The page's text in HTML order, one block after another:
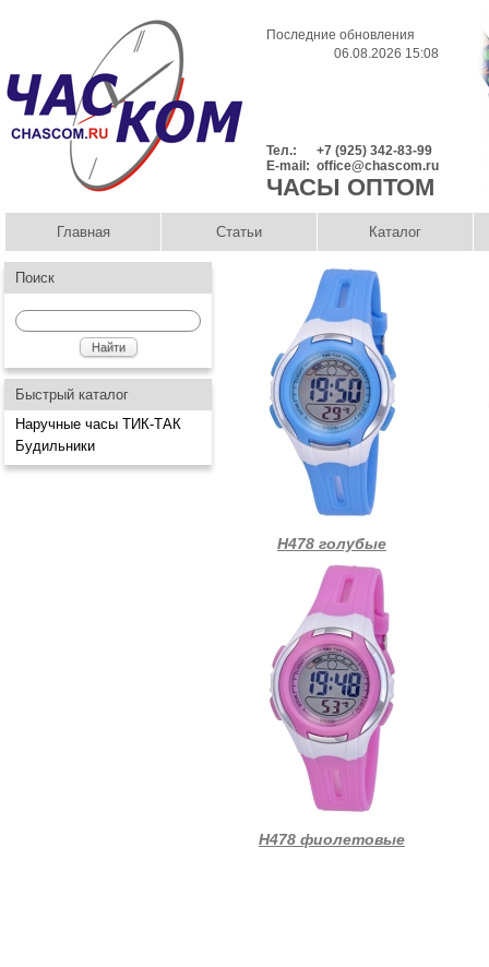
Последние обновления
06.08.2026 15:08
Тел.:
+7 (925) 342-83-99
E-mail: office@chascom.ru
ЧАСЫ ОПТОМ
Главная Статьи Каталог
Поиск
Быстрый каталог
Наручные часы ТИК-ТАК
Будильники
Н478 голубые
Н478 фиолетовые